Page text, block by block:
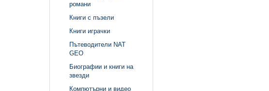
романи
Книги с пъзели
Книги играчки
Пътеводители NAT
GEO
Биографии и книги на
звезди
Компютърни и видео